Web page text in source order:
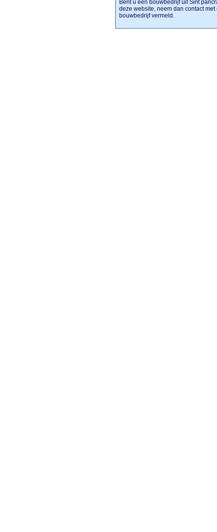
Bent u een bouwbedrijf uit Sint
deze website, neem dan contact
bouwbedrijf vermeld.